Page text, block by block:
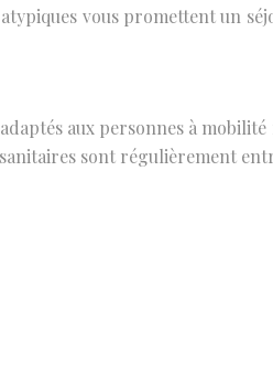
vous promettent un
aux personnes à
sanitaires sont régulièrement